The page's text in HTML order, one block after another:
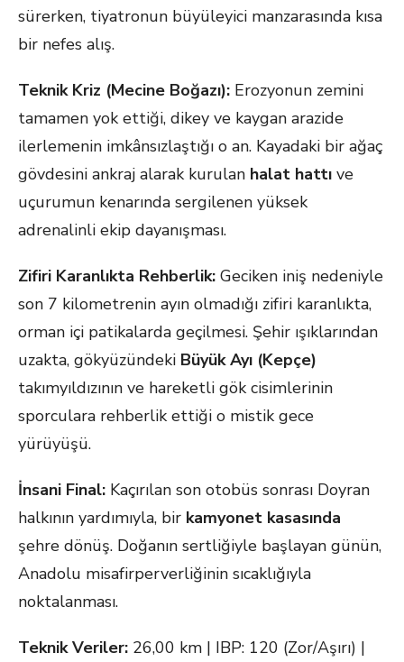
sürerken, tiyatronun büyüleyici manzarasında kısa
bir nefes alış.
Teknik Kriz (Mecine Boğazı): Erozyonun zemini
tamamen yok ettiği, dikey ve kaygan arazide
ilerlemenin imkânsızlaştığı o an. Kayadaki bir ağaç
gövdesini ankraj alarak kurulan halat hattı ve
uçurumun kenarında sergilenen yüksek
adrenalinli ekip dayanışması.
Zifiri Karanlıkta Rehberlik: Geciken iniş nedeniyle
son 7 kilometrenin ayın olmadığı zifiri karanlıkta,
orman içi patikalarda geçilmesi. Şehir ışıklarından
uzakta, gökyüzündeki Büyük Ayı (Kepçe)
takımyıldızının ve hareketli gök cisimlerinin
sporculara rehberlik ettiği o mistik gece
yürüyüşü.
İnsani Final: Kaçırılan son otobüs sonrası Doyran
halkının yardımıyla, bir kamyonet kasasında
şehre dönüş. Doğanın sertliğiyle başlayan günün,
Anadolu misafirperverliğinin sıcaklığıyla
noktalanması.
Teknik Veriler: 26,00 km | IBP: 120 (Zor/Aşırı) |